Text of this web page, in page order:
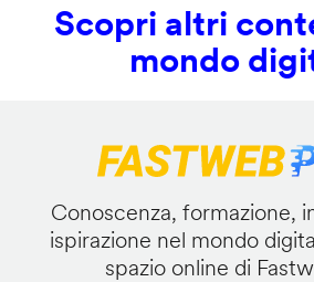
Scopri altri
mondo
Conoscenza, formazione,
ispirazione nel mondo
spazio online di